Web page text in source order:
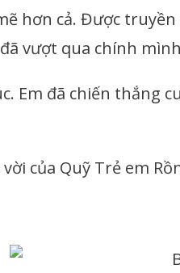
hơn cả. Được
vượt qua chính
Em đã chiến thắng
của Quỹ Trẻ em